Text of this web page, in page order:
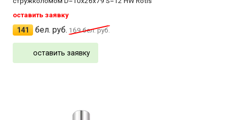
оставить заявку
141 бел. руб. 169бел. руб.
оставить заявку